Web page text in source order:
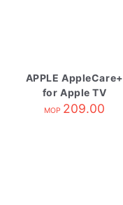
APPLE AppleCare+
for Apple TV
MOP 209.00